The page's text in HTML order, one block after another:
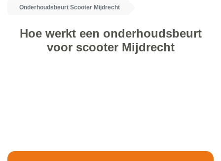
Onderhoudsbeurt Scooter Mijdrecht
Hoe werkt een onderhoudsbeurt
voor scooter Mijdrecht